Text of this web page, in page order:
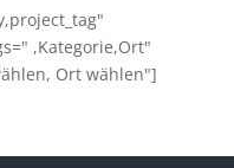
,Kategorie,Ort"
Ort wählen"]